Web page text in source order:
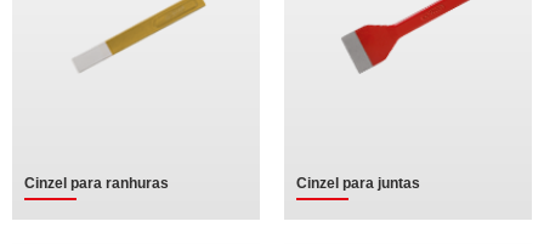
Cinzel para ranhuras Cinzel para juntas